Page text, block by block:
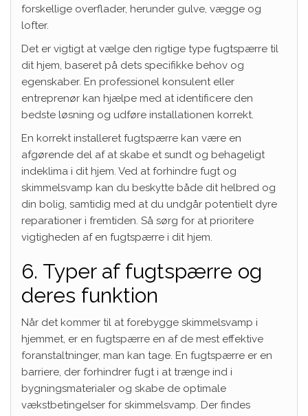
forskellige overflader, herunder gulve, vægge og
lofter.
Det er vigtigt at vælge den rigtige type fugtspærre til
dit hjem, baseret på dets specifikke behov og
egenskaber. En professionel konsulent eller
entreprenør kan hjælpe med at identificere den
bedste løsning og udføre installationen korrekt.
En korrekt installeret fugtspærre kan være en
afgørende del af at skabe et sundt og behageligt
indeklima i dit hjem. Ved at forhindre fugt og
skimmelsvamp kan du beskytte både dit helbred og
din bolig, samtidig med at du undgår potentielt dyre
reparationer i fremtiden. Så sørg for at prioritere
vigtigheden af en fugtspærre i dit hjem.
6. Typer af fugtspærre og
deres funktion
Når det kommer til at forebygge skimmelsvamp i
hjemmet, er en fugtspærre en af de mest effektive
foranstaltninger, man kan tage. En fugtspærre er en
barriere, der forhindrer fugt i at trænge ind i
bygningsmaterialer og skabe de optimale
vækstbetingelser for skimmelsvamp. Der findes